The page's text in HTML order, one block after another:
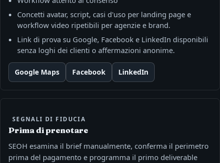
Concetti avatar, script, casi d'uso per landing page e
workflow video ripetibili per agenzie e brand.
Link di prova su Google, Facebook e LinkedIn disponibili
senza loghi dei clienti o affermazioni anonime.
Google Maps Facebook LinkedIn
SEGNALI DI FIDUCIA
Prima di prenotare
SEOH esamina il brief manualmente, conferma il perimetro
prima del pagamento e programma il primo deliverable